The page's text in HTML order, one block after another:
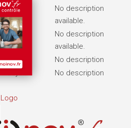
7 days
No description
available.
2 months
No description
available.
7 days
No description
No description